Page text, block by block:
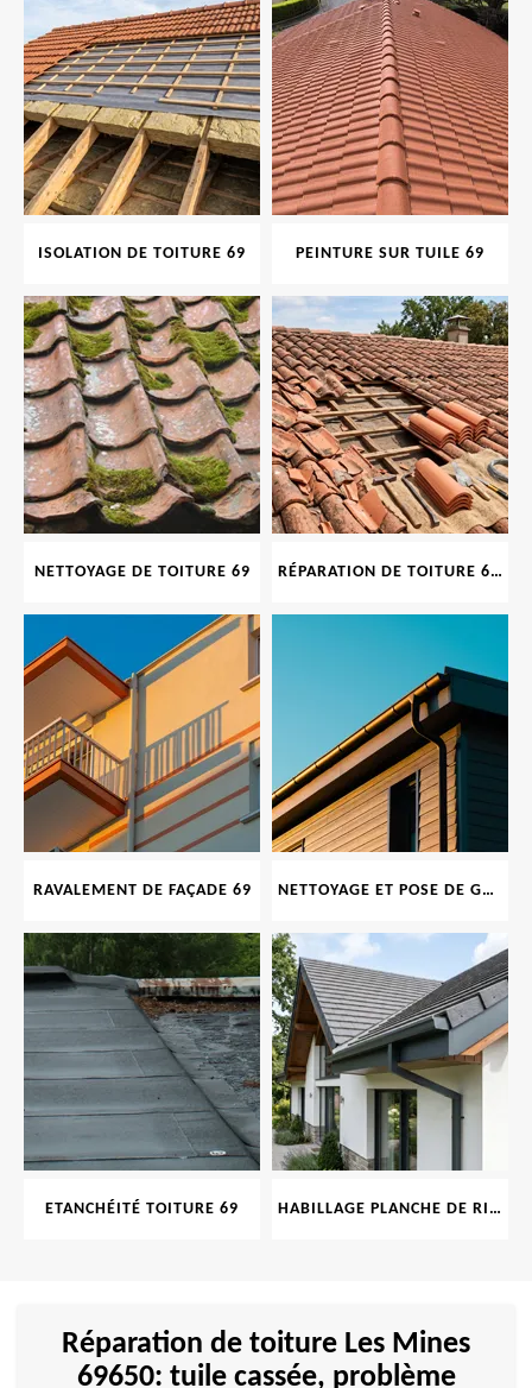
ISOLATION DE TOITURE 69 PEINTURE SUR TUILE 69
NETTOYAGE DE TOITURE 69 RÉPARATION DE TOITURE 69 RHONE, TUILES CASSÉES OU ABIMÉES
RAVALEMENT DE FAÇADE 69 NETTOYAGE ET POSE DE GOUTTIÈRE 69
ETANCHÉITÉ TOITURE 69 HABILLAGE PLANCHE DE RIVE 69
Réparation de toiture Les Mines
69650: tuile cassée, problème